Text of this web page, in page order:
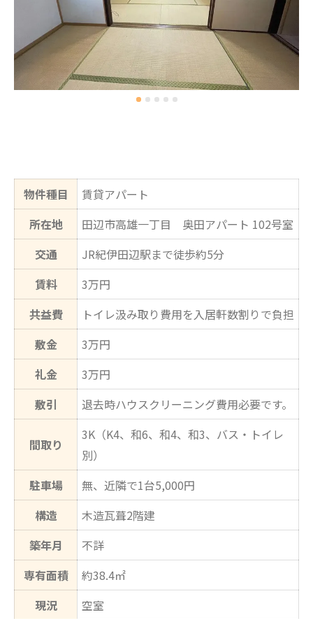
物件種目
賃貸アパート
所在地
田辺市高雄一丁目 奥田アパート 102号室
交通
JR紀伊田辺駅まで徒歩約5分
賃料
3万円
共益費
トイレ汲み取り費用を入居軒数割りで負担
敷金
3万円
礼金
3万円
敷引
退去時ハウスクリーニング費用必要です。
間取り
3K（K4、和6、和4、和3、バス・トイレ
別）
駐車場
無、近隣で1台5,000円
構造
木造瓦葺2階建
築年月
不詳
専有面積
約38.4㎡
現況
空室